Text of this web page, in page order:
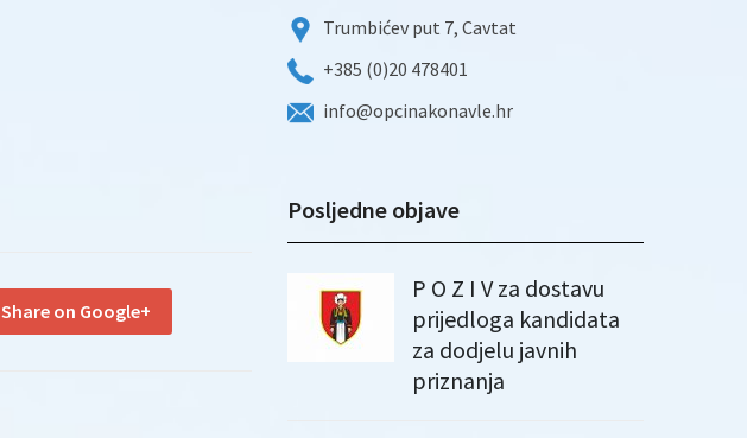
Share on Google+
Trumbićev put 7, Cavtat
+385 (0)20 478401
info@opcinakonavle.hr
Posljedne objave
P O Z I V za dostavu
prijedloga kandidata
za dodjelu javnih
priznanja